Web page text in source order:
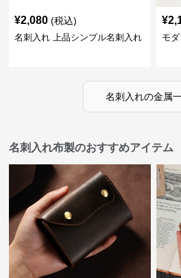
¥2,080 (税込)
名刺入れ 上品シンプル名刺入れ
¥
モ
名刺入れの金属
名刺入れ布製のおすすめアイテム